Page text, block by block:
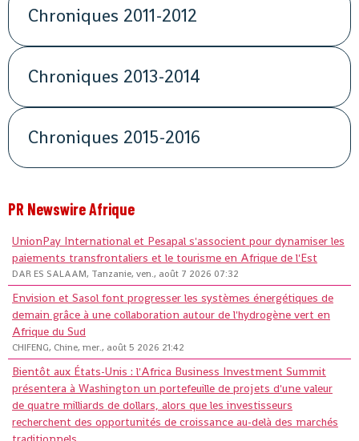
Chroniques 2011-2012
Chroniques 2013-2014
Chroniques 2015-2016
PR Newswire Afrique
UnionPay International et Pesapal s'associent pour dynamiser les
paiements transfrontaliers et le tourisme en Afrique de l'Est
DAR ES SALAAM, Tanzanie, ven., août 7 2026 07:32
Envision et Sasol font progresser les systèmes énergétiques de
demain grâce à une collaboration autour de l'hydrogène vert en
Afrique du Sud
CHIFENG, Chine, mer., août 5 2026 21:42
Bientôt aux États-Unis : l'Africa Business Investment Summit
présentera à Washington un portefeuille de projets d'une valeur
de quatre milliards de dollars, alors que les investisseurs
recherchent des opportunités de croissance au-delà des marchés